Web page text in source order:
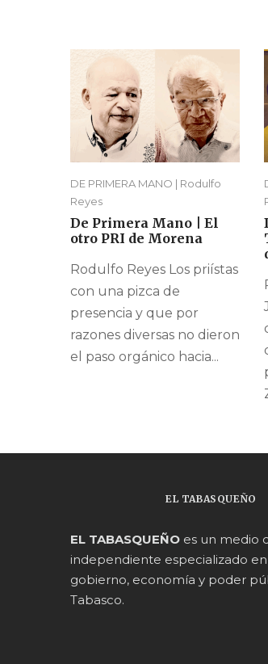
DE PRIMERA MANO | Rodulfo
Reyes
De Primera Mano | El
otro PRI de Morena
Rodulfo Reyes Los priístas
con una pizca de
presencia y que por
razones diversas no dieron
el paso orgánico hacia...
EL TABASQUEÑO
EL TABASQUEÑO es un medio
independiente especializado
gobierno, economía y poder
Tabasco.